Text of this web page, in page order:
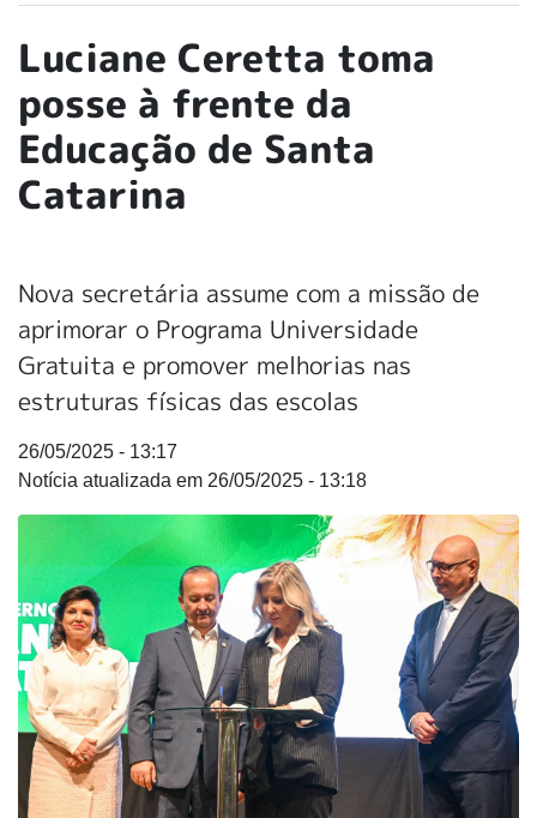
Luciane Ceretta toma
posse à frente da
Educação de Santa
Catarina
Nova secretária assume com a missão de
aprimorar o Programa Universidade
Gratuita e promover melhorias nas
estruturas físicas das escolas
26/05/2025 - 13:17
26/05/2025 - 13:18